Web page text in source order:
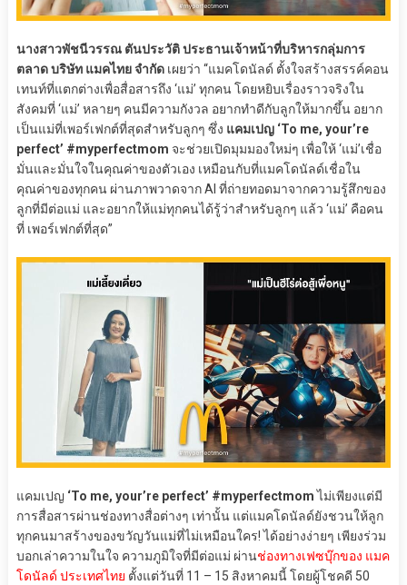
นางสาวพัชนีวรรณ ตันประวัติ ประธานเจ้าหน้าที่บริหารกลุ่มการ
ตลาด บริษัท แมคไทย จำกัดเผยว่า “แมคโดนัลด์ ตั้งใจสร้างสรรค์คอน
เทนท์ที่แตกต่างเพื่อสื่อสารถึง ‘แม่’ ทุกคน โดยหยิบเรื่องราวจริงใน
สังคมที่ ‘แม่’ หลายๆ คนมีความกังวล อยากทำดีกับลูกให้มากขึ้น อยาก
เป็นแม่ที่เพอร์เฟกต์ที่สุดสำหรับลูกๆ ซึ่ง แคมเปญ ‘To me, your’re
perfect’ #myperfectmom จะช่วยเปิดมุมมองใหม่ๆ เพื่อให้ ‘แม่’เชื่อ
มั่นและมั่นใจในคุณค่าของตัวเอง เหมือนกับที่แมคโดนัลด์เชื่อใน
คุณค่าของทุกคน ผ่านภาพวาดจาก AI ที่ถ่ายทอดมาจากความรู้สึกของ
ลูกที่มีต่อแม่ และอยากให้แม่ทุกคนได้รู้ว่าสำหรับลูกๆ แล้ว ‘แม่’ คือคน
ที่ เพอร์เฟกต์ที่สุด”
แคมเปญ ‘To me, your’re perfect’ #myperfectmomไม่เพียงแต่มี
การสื่อสารผ่านช่องทางสื่อต่างๆ เท่านั้น แต่แมคโดนัลด์ยังชวนให้ลูก
ทุกคนมาสร้างของขวัญวันแม่ที่ไม่เหมือนใคร! ได้อย่างง่ายๆ เพียงร่วม
บอกเล่าความในใจ ความภูมิใจที่มีต่อแม่ ผ่านช่องทางเฟซบุ๊กของ แมค
โดนัลด์ ประเทศไทย ตั้งแต่วันที่ 11 – 15 สิงหาคมนี้ โดยผู้โชคดี 50